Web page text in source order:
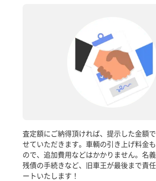
査定額にご納得頂ければ、提示した金額
せていただきます。車輌の引き上げ料金
ので、追加費用などはかかりません。名
残債の手続きなど、旧車王が最後まで責
ートいたします！